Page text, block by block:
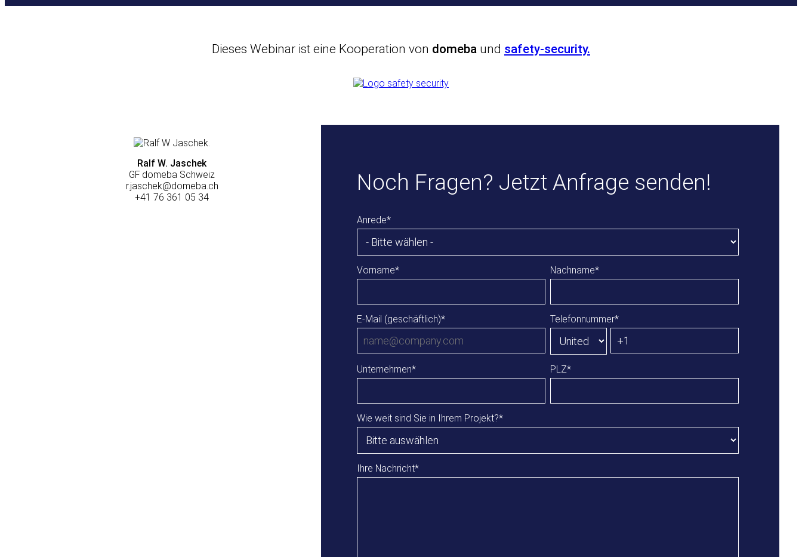
Dieses Webinar ist eine Kooperation von domeba und safety-security.
Ralf W. Jaschek
GF domeba Schweiz
r.jaschek@domeba.ch
+41 76 361 05 34
Noch Fragen? Jetzt Anfrage senden!
Anrede*
Vorname* Nachname*
E-Mail (geschäftlich)* Telefonnummer*
Unternehmen* PLZ*
Wie weit sind Sie in Ihrem Projekt?*
Ihre Nachricht*